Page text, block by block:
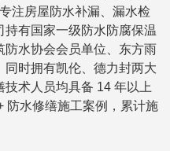
注房屋防水补漏、漏水检
有国家一级防水防腐保温
防水协会会员单位、东方雨
时拥有凯伦、德力封两大
术人员均具备 14 年以上
防水修缮施工案例，累计施